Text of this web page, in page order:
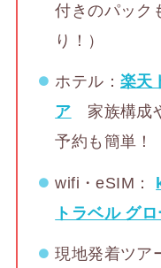
付きのパック
り！）
ホテル：楽天
ア 家族構成
予約も簡単！
wifi・eSIM：
トラベル グ
現地発着ツア